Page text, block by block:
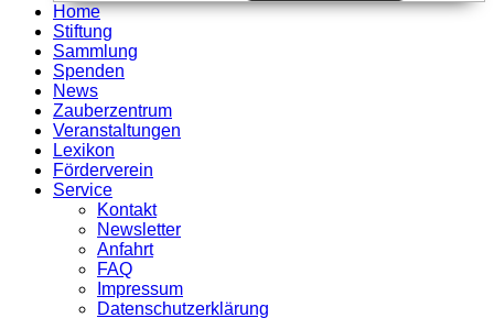
Home
Stiftung
Sammlung
Spenden
News
Zauberzentrum
Veranstaltungen
Lexikon
Förderverein
Service
Kontakt
Newsletter
Anfahrt
FAQ
Impressum
Datenschutzerklärung